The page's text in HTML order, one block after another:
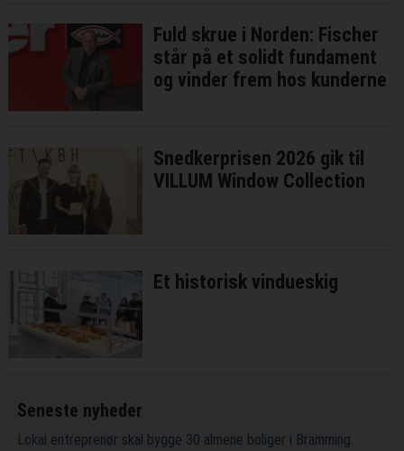
Fuld skrue i Norden: Fischer
står på et solidt fundament
og vinder frem hos kunderne
Snedkerprisen 2026 gik til
VILLUM Window Collection
Et historisk vindueskig
Seneste nyheder
Lokal entreprenør skal bygge 30 almene boliger i Bramming